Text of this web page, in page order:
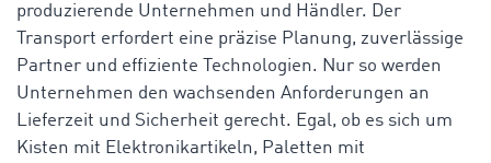
produzierende Unternehmen und Händler. Der
Transport erfordert eine präzise Planung, zuverlässige
Partner und effiziente Technologien. Nur so werden
Unternehmen den wachsenden Anforderungen an
Lieferzeit und Sicherheit gerecht. Egal, ob es sich um
Kisten mit Elektronikartikeln, Paletten mit